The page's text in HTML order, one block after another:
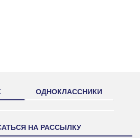
ОДНОКЛАССНИКИ
НА РАССЫЛКУ